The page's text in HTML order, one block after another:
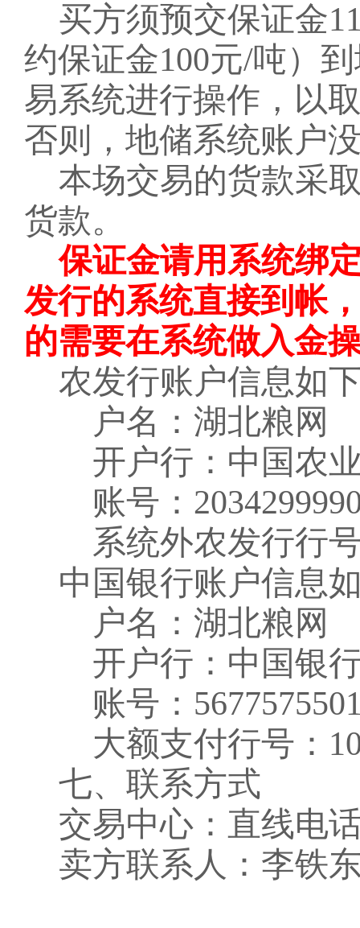
买方须预交保证金
约保证金100元/吨）
易系统进行操作，以
否则，地储系统账户
本场交易的货款采
货款。
保证金请用系统绑
发行的系统直接到帐
的需要在系统做入金
农发行账户信息如
户名：湖北粮网
开户行：中国农
账号：
系统外农发行行
中国银行账户信息
户名：湖北粮网
开户行：中国银
账号：
大额支付行号：
七、联系方式
交易中心：直线电
卖方联系人：李铁